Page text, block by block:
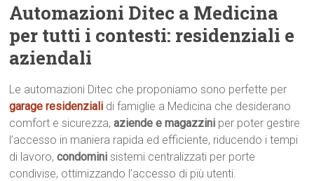
Automazioni Ditec a Medicina
per tutti i contesti: residenziali e
aziendali
Le automazioni Ditec che proponiamo sono perfette per
garage residenziali di famiglie a Medicina che desiderano
comfort e sicurezza,aziende e magazzini per poter gestire
l’accesso in maniera rapida ed efficiente, riducendo i tempi
di lavoro,condomini sistemi centralizzati per porte
condivise, ottimizzando l’accesso di più utenti.